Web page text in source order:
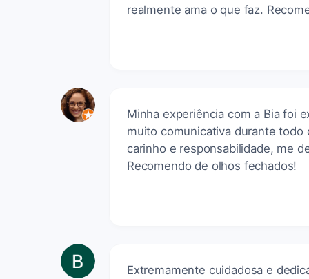
realmente ama o que faz.
Minha experiência com a Bia foi
muito comunicativa durante todo
carinho e responsabilidade, me
Recomendo de olhos fechados!
Extremamente cuidadosa e